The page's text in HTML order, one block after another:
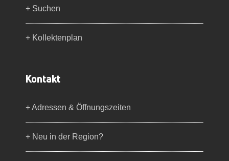
+ Suchen
+ Kollektenplan
Kontakt
+ Adressen & Öffnungszeiten
+ Neu in der Region?